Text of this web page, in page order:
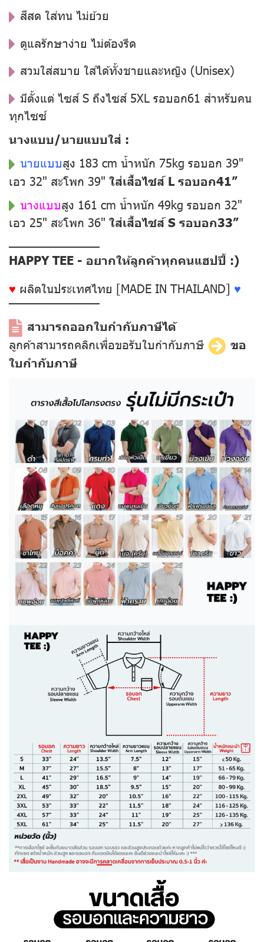
สีสด ใส่ทน ไม่ย้วย
ดูแลรักษาง่าย ไม่ต้องรีด
สวมใส่สบาย ใส่ได้ทั้งชายและหญิง (Unisex)
มีตั้งแต่ ไซส์ S ถึงไซส์ 5XL รอบอก61 สำหรับคน
ทุกไซซ์
นางแบบ/นายแบบใส่ :
นายแบบสูง 183 cm น้ำหนัก 75kg รอบอก 39"
เอว 32" สะโพก 39" ใส่เสื้อไซส์ L รอบอก41”
นางแบบสูง 161 cm น้ำหนัก 49kg รอบอก 32"
เอว 25" สะโพก 36" ใส่เสื้อไซส์ S รอบอก33”
––––––––––––––
HAPPY TEE - อยากให้ลูกค้าทุกคนแฮปปี้ :)
♥ ผลิตในประเทศไทย [MADE IN THAILAND] ♥
––––––––––––––
สามารถออกใบกำกับภาษีได้
ลูกค้าสามารถคลิกเพื่อขอรับใบกำกับภาษี
ขอ
ใบกำกับภาษี